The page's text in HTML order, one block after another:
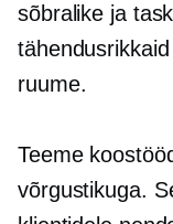
sõbralike ja
ruume.
Teeme
võrgustikuga.